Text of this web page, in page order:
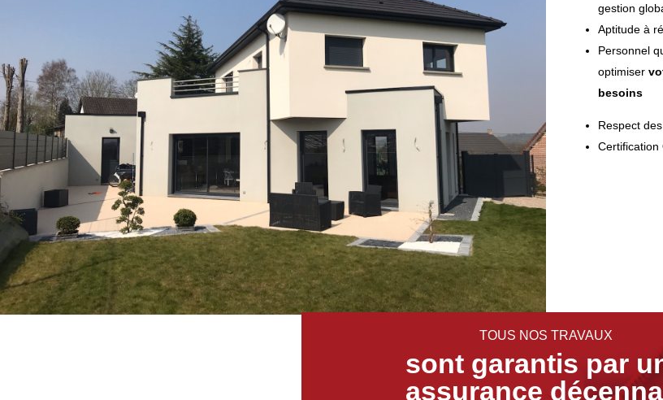
gestion
Aptitude à
Personnel
optimiser
besoins
Respect
Certification
TOUS NOS TRAVAUX
sont garantis par
assurance